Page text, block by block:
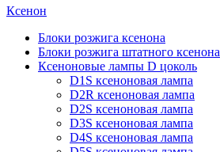
Ксенон
Блоки розжига ксенона
Блоки розжига штатного ксенона
Ксеноновые лампы D цоколь
D1S ксеноновая лампа
D2R ксеноновая лампа
D2S ксеноновая лампа
D3S ксеноновая лампа
D4S ксеноновая лампа